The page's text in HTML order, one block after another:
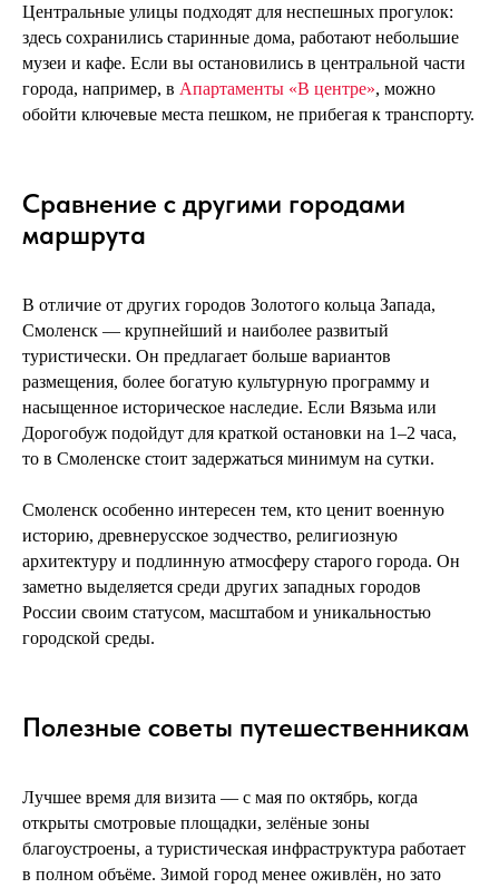
Центральные улицы подходят для неспешных прогулок:
здесь сохранились старинные дома, работают небольшие
музеи и кафе. Если вы остановились в центральной части
города, например, в Апартаменты «В центре», можно
обойти ключевые места пешком, не прибегая к транспорту.
Сравнение с другими городами
маршрута
В отличие от других городов Золотого кольца Запада,
Смоленск — крупнейший и наиболее развитый
туристически. Он предлагает больше вариантов
размещения, более богатую культурную программу и
насыщенное историческое наследие. Если Вязьма или
Дорогобуж подойдут для краткой остановки на 1–2 часа,
то в Смоленске стоит задержаться минимум на сутки.
Смоленск особенно интересен тем, кто ценит военную
историю, древнерусское зодчество, религиозную
архитектуру и подлинную атмосферу старого города. Он
заметно выделяется среди других западных городов
России своим статусом, масштабом и уникальностью
городской среды.
Полезные советы путешественникам
Лучшее время для визита — с мая по октябрь, когда
открыты смотровые площадки, зелёные зоны
благоустроены, а туристическая инфраструктура работает
в полном объёме. Зимой город менее оживлён, но зато